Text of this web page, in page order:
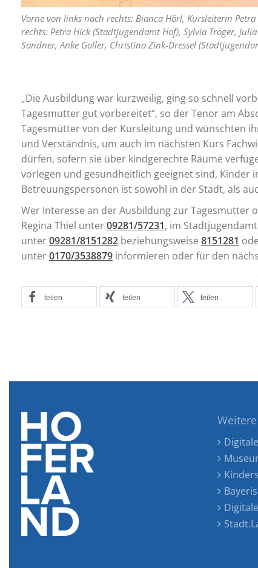
Vorne von links nach rechts: Bianca Hörl, Kursleiterin
rechts: Petra Hick (Stadtjugendamt Hof), Sylvia Tröger,
Sandner, Anke Goller, Christina Zink-Dressel
„Die Ausbildung war kurzweilig, ging so schnell
Tagesmutter gut vorbereitet“, so der Tenor am
Tagesmütter von der Kursleitung und wünschten
und Verständnis, um auch im nächsten Kurs
dürfen, sofern sie über kindgerechte Räume
vorlegen und gesundheitlich geeignet sind, Kinder
Betreuungspersonen ist sowohl in der Stadt, als
Wer Interesse an der Ausbildung zur Tagesmutter
Regina Thiel unter09281/57231, im
unter09281/8151282 beziehungsweise 8151281
unter0170/3538879 informieren oder für den
teilen teilen teilen